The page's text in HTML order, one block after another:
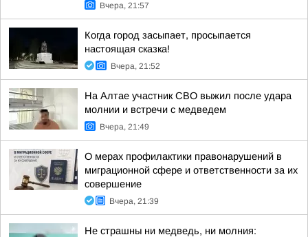
Вчера, 21:57
Когда город засыпает, просыпается
настоящая сказка!
Вчера, 21:52
На Алтае участник СВО выжил после удара
молнии и встречи с медведем
Вчера, 21:49
О мерах профилактики правонарушений в
миграционной сфере и ответственности за их
совершение
Вчера, 21:39
Не страшны ни медведь, ни молния: